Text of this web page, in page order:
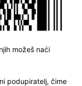
možeš naći
podupiratelj, čime